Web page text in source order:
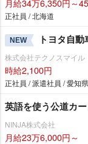
月給34万6,350円～
正社員 / 北海道
NEW トヨタ自
株式会社テクノスマイル
時給2,100円
正社員 / 派遣社員 / 愛知県
英語を使う公道カ
NINJA株式会社
月給23万6,000円～